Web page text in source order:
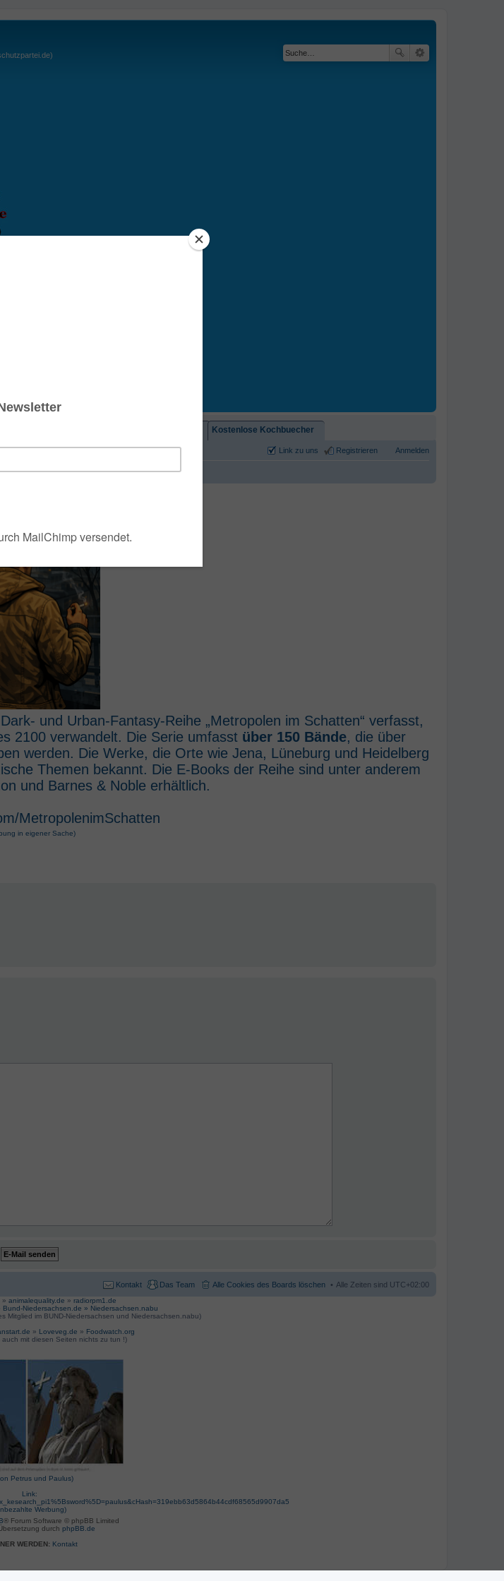
den Boden berühren. Gespielt werden
über die Wände gespielt werden darf.
Kostenlose Kochbuecher
Anmelden
Registrieren
Link zu uns
und Urban-Fantasy-Reihe „Metropolen im Schatten“ verfasst,
2100 verwandelt. Die Serie umfasst über 150 Bände, die über
werden. Die Werke, die Orte wie Jena, Lüneburg und Heidelberg
Themen bekannt. Die E-Books der Reihe sind unter anderem
und Barnes & Noble erhältlich.
MetropolenimSchatten
in eigener Sache)
Alle Zeiten sind UTC+02:00
Alle Cookies des Boards löschen
Das Team
Kontakt
» animalequality.de » radiorpm1.de
Bund-Niedersachsen.de » Niedersachsen.nabu
Mitglied im BUND-Niedersachsen und Niedersachsen.nabu)
» Loveveg.de » Foodwatch.org
auch mit diesen Seiten nichts zu tun !)
Petrus und Paulus)
Link:
Werbung)
® Forum Software © phpBB Limited
durch phpBB.de
WERDEN: Kontakt